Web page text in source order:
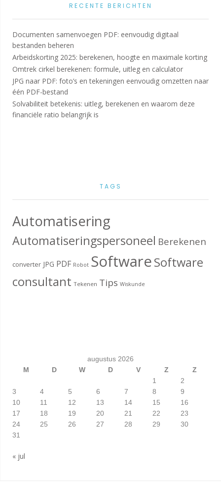
RECENTE BERICHTEN
Documenten samenvoegen PDF: eenvoudig digitaal
bestanden beheren
Arbeidskorting 2025: berekenen, hoogte en maximale korting
Omtrek cirkel berekenen: formule, uitleg en calculator
JPG naar PDF: foto’s en tekeningen eenvoudig omzetten naar
één PDF-bestand
Solvabiliteit betekenis: uitleg, berekenen en waarom deze
financiële ratio belangrijk is
TAGS
Automatisering
Automatiseringspersoneel Berekenen
converter JPG PDF Robot SoftwareSoftware
consultant Tekenen Tips Wiskunde
augustus 2026
M
D W D V Z
Z
1
2
3
4 5 6 7 8
9
10
11 12 13 14 15
16
17
18 19 20 21 22
23
24
25 26 27 28 29
30
31
« jul